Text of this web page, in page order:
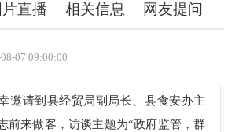
片直播 相关信息 网友提问
07 09:00:00
邀请到县经贸局副局长、县食安办主
前来做客，访谈主题为“政府监管，群